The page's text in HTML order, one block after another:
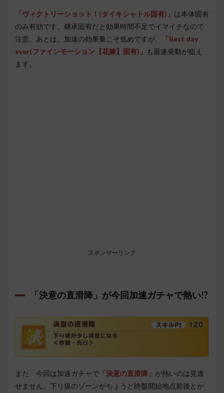
「ヴィクトリーショット！(タイキシャトル固有)」 は本体固有
のみ有効です。継承固有だと効果時間不足でイマイチなので
注意。あとは、加速の効果量こそ低めですが、
「Best day
ever(ファインモーション【花嫁】固有)」
も最速発動が狙え
ます。
スポンサーリンク
「決意の直滑降」が今回加速ガチャで熱い!?
また、今回は加速ガチャで 「決意の直滑降」 が熱いのは見逃
せません。下り坂のゾーンがちょうど終盤開始地点前後とか